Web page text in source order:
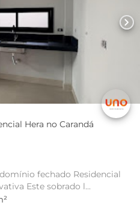
chevron_right
Hera no Carandá
fechado Residencial
Hera – 165,09m² de área privativa Este sobrado l...